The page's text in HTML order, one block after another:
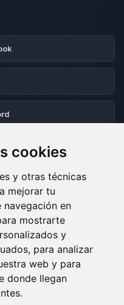
cookies
y otras técnicas
mejorar tu
navegación en
mostrarte
y
para analizar
web y para
donde llegan
ACEPTADOS